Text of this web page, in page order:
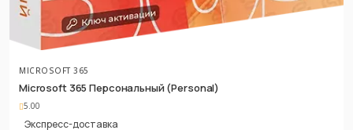
MICROSOFT 365
Microsoft 365 Персональный (Personal)
5.00
Экспресс-доставка